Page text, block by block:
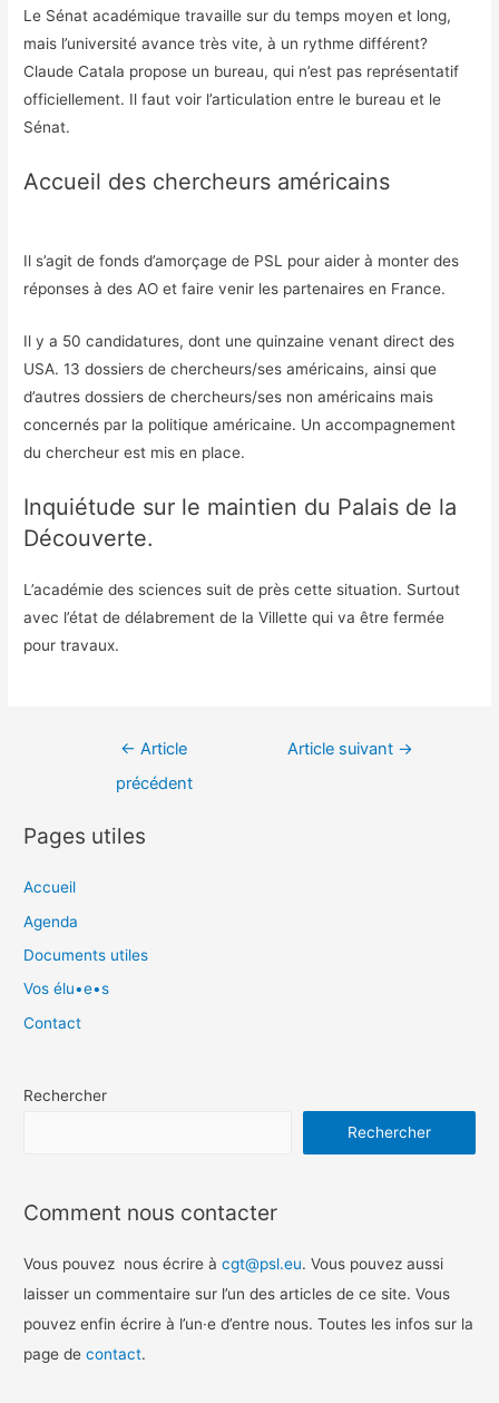
Le Sénat académique travaille sur du temps moyen et long,
mais l’université avance très vite, à un rythme différent?
Claude Catala propose un bureau, qui n’est pas représentatif
officiellement. Il faut voir l’articulation entre le bureau et le
Sénat.
Accueil des chercheurs américains
Il s’agit de fonds d’amorçage de PSL pour aider à monter des
réponses à des AO et faire venir les partenaires en France.
Il y a 50 candidatures, dont une quinzaine venant direct des
USA. 13 dossiers de chercheurs/ses américains, ainsi que
d’autres dossiers de chercheurs/ses non américains mais
concernés par la politique américaine. Un accompagnement
du chercheur est mis en place.
Inquiétude sur le maintien du Palais de la
Découverte.
L’académie des sciences suit de près cette situation. Surtout
avec l’état de délabrement de la Villette qui va être fermée
pour travaux.
Navigation
← Article
précédent
Article suivant →
Pages utiles
Accueil
Agenda
Documents utiles
Vos élu•e•s
Contact
Rechercher
Rechercher
Comment nous contacter
Vous pouvez nous écrire àcgt@psl.eu. Vous pouvez aussi
laisser un commentaire sur l’un des articles de ce site. Vous
pouvez enfin écrire à l’un·e d’entre nous. Toutes les infos sur la
page decontact.